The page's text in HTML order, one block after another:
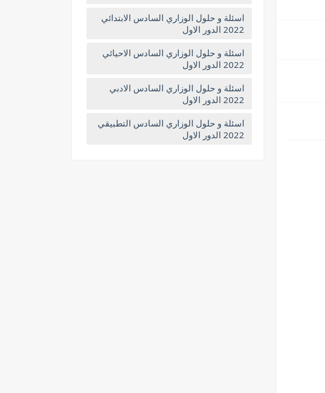
اسئلة و حلول الوزاري السادس الابتدائي
2022 الدور الاول
اسئلة و حلول الوزاري السادس الاحيائي
2022 الدور الاول
اسئلة و حلول الوزاري السادس الادبي
2022 الدور الاول
اسئلة و حلول الوزاري السادس التطبيقي
2022 الدور الاول